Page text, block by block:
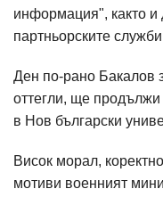
информация", както и
партньорските
Ден по-рано Бакалов
оттегли, ще продължи
в Нов български
Висок морал,
мотиви военният